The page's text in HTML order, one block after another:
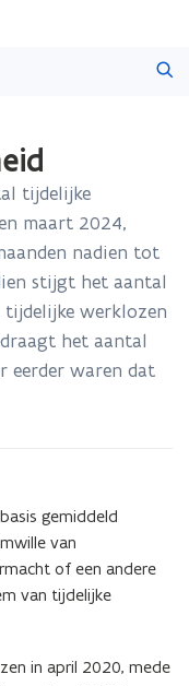
tijdelijke
maart 2024,
nadien tot
stijgt het aantal
tijdelijke werklozen
het aantal
eerder waren dat
gemiddeld
van
of een andere
van tijdelijke
in april 2020, mede